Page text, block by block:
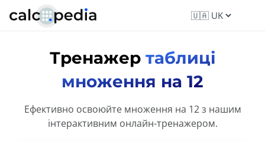
Тренажер таблиці
множення на 12
Ефективно освоюйте множення на 12 з нашим
інтерактивним онлайн-тренажером.